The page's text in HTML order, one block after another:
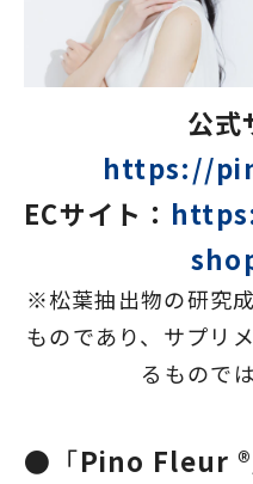
公式
https://
ECサイト：
※松葉抽出物の研究
ものであり、サプリ
るもので
●「Pino Fleur ®